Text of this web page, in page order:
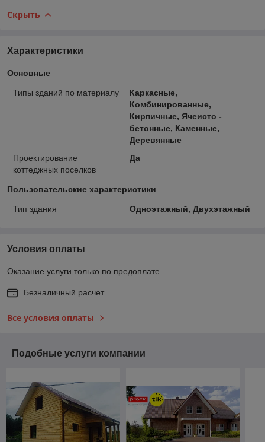
Скрыть
Характеристики
Основные
Типы зданий по материалу
Каркасные,
Комбинированные,
Кирпичные, Ячеисто -
бетонные, Каменные,
Деревянные
Проектирование
коттеджных поселков
Да
Пользовательские характеристики
Тип здания Одноэтажный, Двухэтажный
Условия оплаты
Оказание услуги только по предоплате.
Безналичный расчет
Все условия оплаты
Подобные услуги компании